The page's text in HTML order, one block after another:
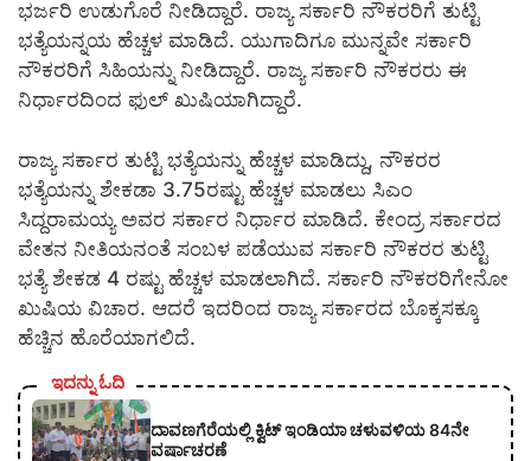
ಭರ್ಜರಿ ಉಡುಗೊರೆ ನೀಡಿದ್ದಾರೆ. ರಾಜ್ಯ ಸರ್ಕಾರಿ ನೌಕರರಿಗೆ ತುಟ್ಟಿ
ಭತ್ಯೆಯನ್ನಯ ಹೆಚ್ಚಳ ಮಾಡಿದೆ. ಯುಗಾದಿಗೂ ಮುನ್ನವೇ ಸರ್ಕಾರಿ
ನೌಕರರಿಗೆ ಸಿಹಿಯನ್ನು ನೀಡಿದ್ದಾರೆ. ರಾಜ್ಯ ಸರ್ಕಾರಿ ನೌಕರರು ಈ
ನಿರ್ಧಾರದಿಂದ ಫುಲ್ ಖುಷಿಯಾಗಿದ್ದಾರೆ.
ರಾಜ್ಯ ಸರ್ಕಾರ ತುಟ್ಟಿ ಭತ್ಯೆಯನ್ನು ಹೆಚ್ಚಳ ಮಾಡಿದ್ದು, ನೌಕರರ
ಭತ್ಯೆಯನ್ನು ಶೇಕಡಾ 3.75ರಷ್ಟು ಹೆಚ್ಚಳ ಮಾಡಲು ಸಿಎಂ
ಸಿದ್ದರಾಮಯ್ಯ ಅವರ ಸರ್ಕಾರ ನಿರ್ಧಾರ ಮಾಡಿದೆ. ಕೇಂದ್ರ ಸರ್ಕಾರದ
ವೇತನ ನೀತಿಯನಂತೆ ಸಂಬಳ ಪಡೆಯುವ ಸರ್ಕಾರಿ ನೌಕರರ ತುಟ್ಟಿ
ಭತ್ಯೆ ಶೇಕಡ 4 ರಷ್ಟು ಹೆಚ್ಚಳ‌ ಮಾಡಲಾಗಿದೆ. ಸರ್ಕಾರಿ ನೌಕರರಿಗೇನೋ
ಖುಷಿಯ ವಿಚಾರ. ಆದರೆ ಇದರಿಂದ ರಾಜ್ಯ ಸರ್ಕಾರದ ಬೊಕ್ಕಸಕ್ಕೂ
ಹೆಚ್ಚಿನ ಹೊರೆಯಾಗಲಿದೆ.
ಇದನ್ನು ಓದಿ
ದಾವಣಗೆರೆಯಲ್ಲಿ ಕ್ವಿಟ್ ಇಂಡಿಯಾ ಚಳುವಳಿಯ 84ನೇ
ವರ್ಷಾಚರಣೆ